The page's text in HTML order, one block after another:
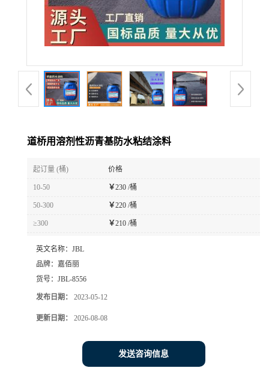
道桥用溶剂性沥青基防水粘结涂料
起订量 (桶) 价格
10-50 ￥230 /桶
50-300 ￥220 /桶
≥300 ￥210 /桶
英文名称： JBL
品牌： 嘉佰丽
货号： JBL-8556
发布日期： 2023-05-12
更新日期： 2026-08-08
发送咨询信息